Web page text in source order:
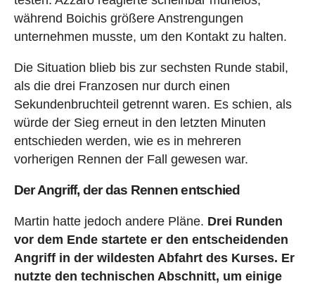
während Boichis größere Anstrengungen
unternehmen musste, um den Kontakt zu halten.
Die Situation blieb bis zur sechsten Runde stabil,
als die drei Franzosen nur durch einen
Sekundenbruchteil getrennt waren. Es schien, als
würde der Sieg erneut in den letzten Minuten
entschieden werden, wie es in mehreren
vorherigen Rennen der Fall gewesen war.
Der Angriff, der das Rennen entschied
Martin hatte jedoch andere Pläne. Drei Runden
vor dem Ende startete er den entscheidenden
Angriff in der wildesten Abfahrt des Kurses. Er
nutzte den technischen Abschnitt, um einige